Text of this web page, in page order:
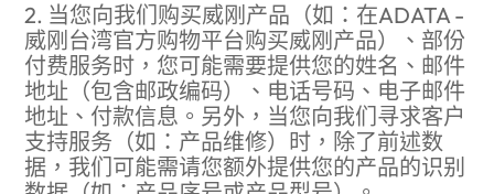
2. 当您向我们购买威刚产品（如：在ADATA -
威刚台湾官方购物平台购买威刚产品）、部份
付费服务时，您可能需要提供您的姓名、邮件
地址（包含邮政编码）、电话号码、电子邮件
地址、付款信息。另外，当您向我们寻求客户
支持服务（如：产品维修）时，除了前述数
据，我们可能需请您额外提供您的产品的识别